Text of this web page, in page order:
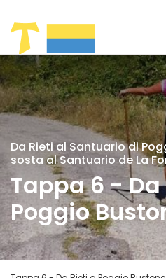
Da Rieti al Santuario di
sosta al Santuario de La
Tappa 6 -
Poggio